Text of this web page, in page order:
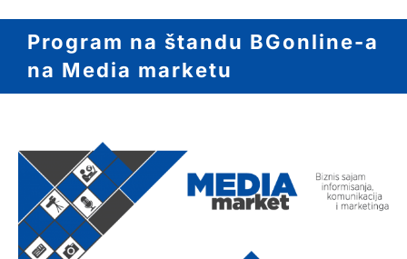
DOWNLOAD
Program na štandu BGonline-a
na Media marketu
Larger
Image